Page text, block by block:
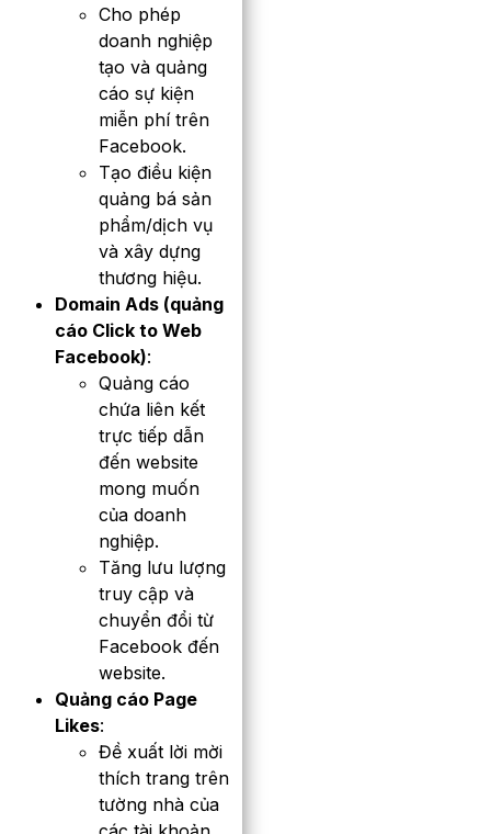
Cho phép
doanh nghiệp
tạo và quảng
cáo sự kiện
miễn phí trên
Facebook.
Tạo điều kiện
quảng bá sản
phẩm/dịch vụ
và xây dựng
thương hiệu.
Domain Ads (quảng
cáo Click to Web
Facebook):
Quảng cáo
chứa liên kết
trực tiếp dẫn
đến website
mong muốn
của doanh
nghiệp.
Tăng lưu lượng
truy cập và
chuyển đổi từ
Facebook đến
website.
Quảng cáo Page
Likes:
Đề xuất lời mời
thích trang trên
tường nhà của